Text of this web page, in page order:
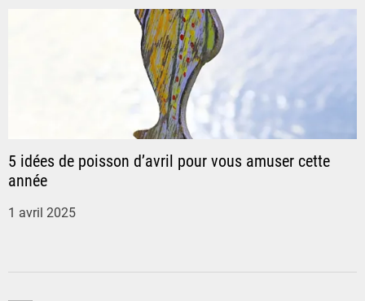
e
5 idées de poisson d’avril pour vous amuser cette
année
1 avril 2025